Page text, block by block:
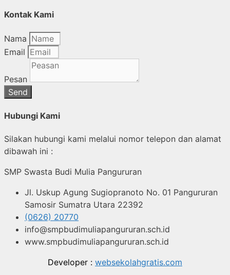
Kontak Kami
Nama
Email
Pesan
Send
Hubungi Kami
Silakan hubungi kami melalui nomor telepon dan alamat
dibawah ini :
SMP Swasta Budi Mulia Pangururan
Jl. Uskup Agung Sugiopranoto No. 01 Pangururan
Samosir Sumatra Utara 22392
(0626) 20770
info@smpbudimuliapangururan.sch.id
www.smpbudimuliapangururan.sch.id
Developer : websekolahgratis.com